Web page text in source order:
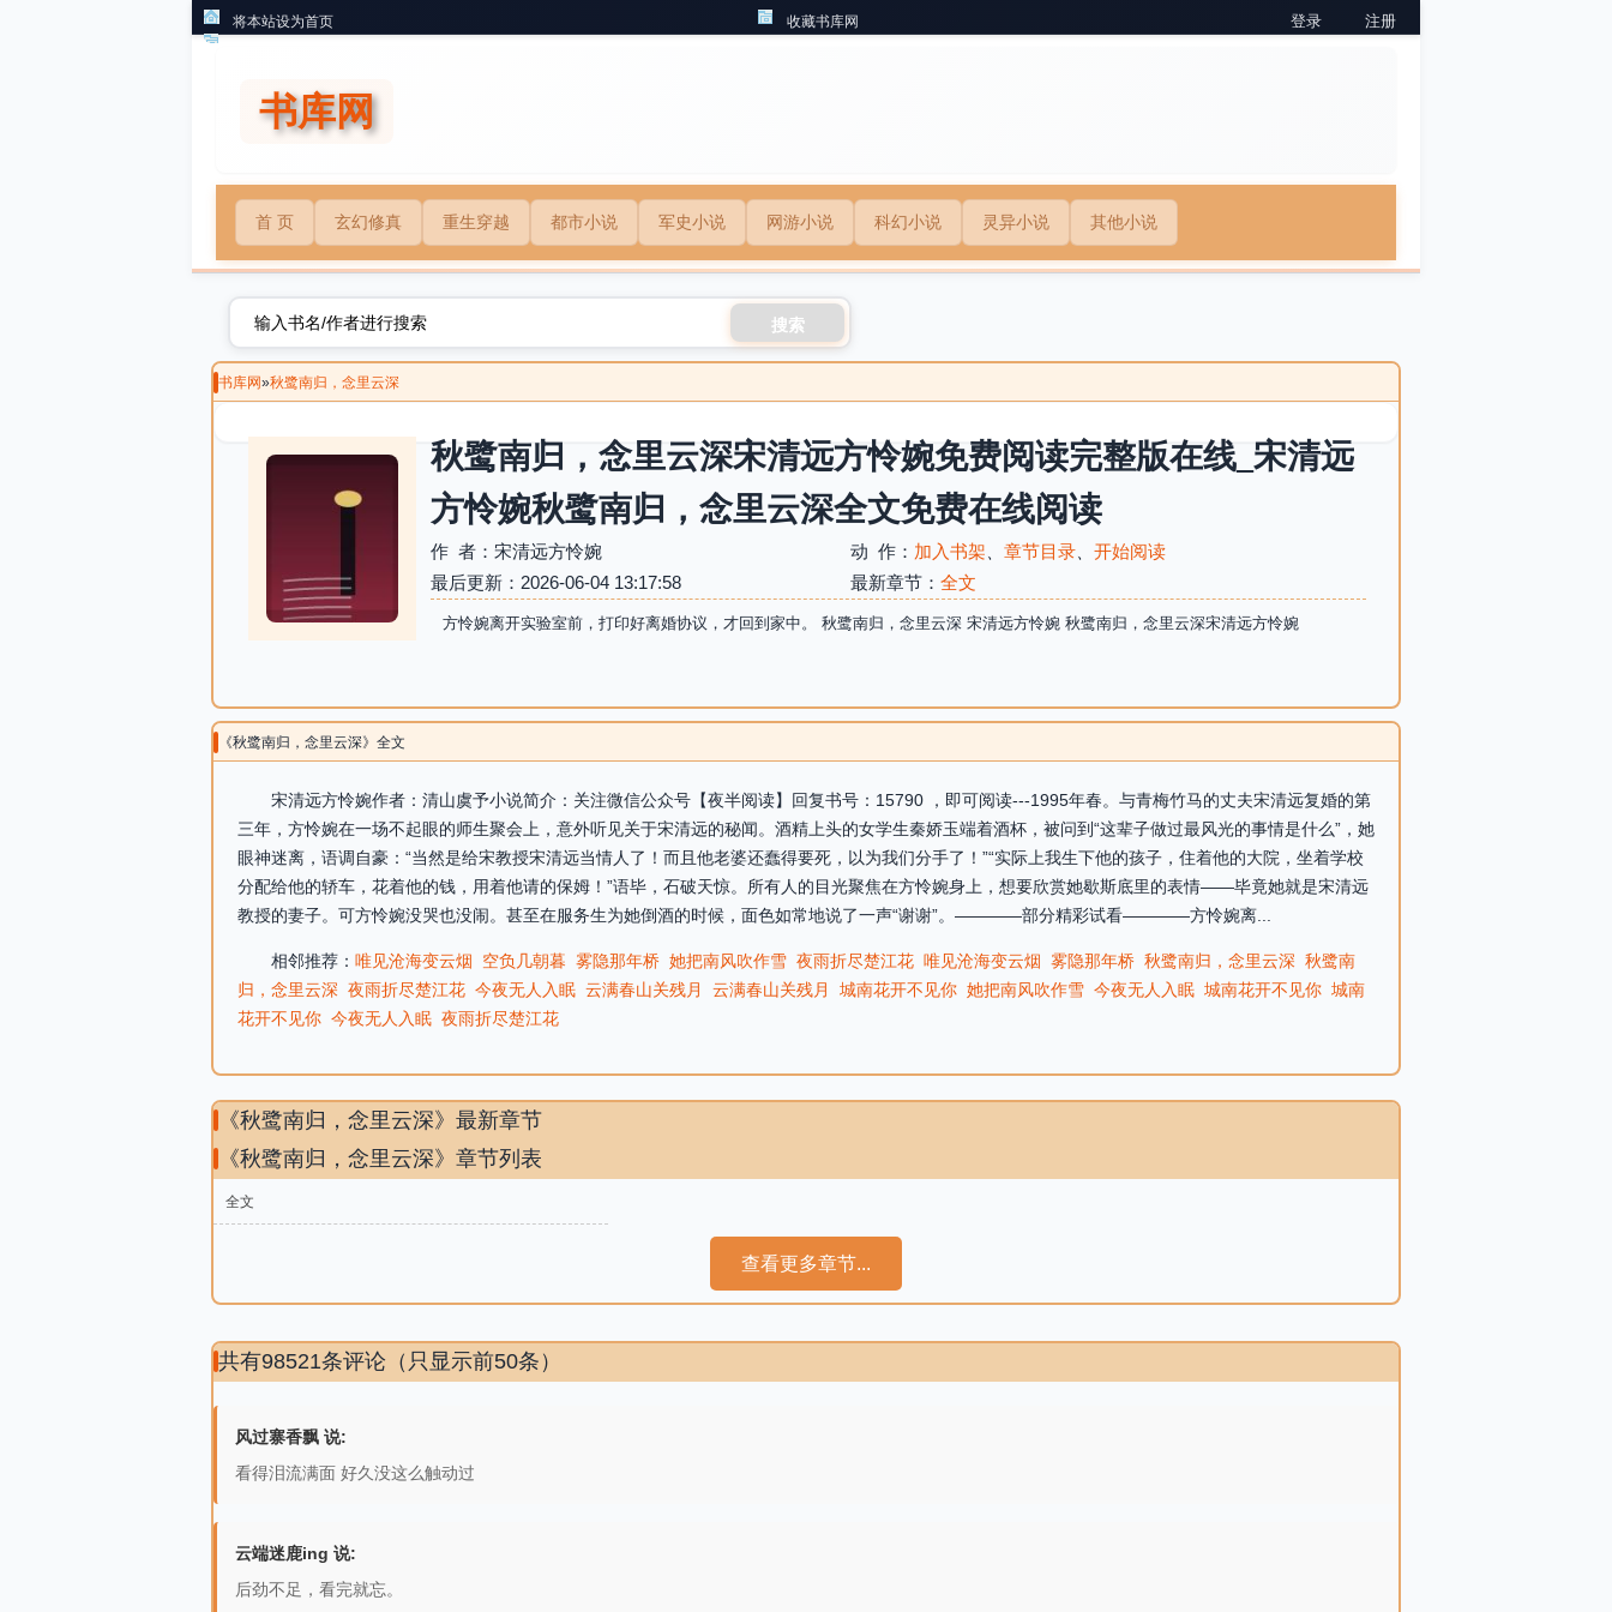
将本站设为首页 收藏书库网 登录 注册
书库网
首 页 玄幻修真 重生穿越 都市小说 军史小说 网游小说 科幻小说 灵异小说 其他小说
搜索
书库网»秋鹭南归，念里云深
秋鹭南归，念里云深宋清远方怜婉免费阅读完整版在线_宋清远
方怜婉秋鹭南归，念里云深全文免费在线阅读
作 者：宋清远方怜婉 动 作： 加入书架 章节目录
开始阅读
最后更新：2026-06-04 13:17:58
最新章节： 全文
方怜婉离开实验室前，打印好离婚协议，才回到家中。 秋鹭南归，念里云深 宋清远方怜婉 秋鹭南归，念里云深宋清远方怜婉
《秋鹭南归，念里云深》全文
宋清远方怜婉作者：清山虞予小说简介：关注微信公众号【夜半阅读】回复书号：15790 ，即可阅读---1995年春。与青梅竹马的丈夫宋清远复婚的第
三年，方怜婉在一场不起眼的师生聚会上，意外听见关于宋清远的秘闻。酒精上头的女学生秦娇玉端着酒杯，被问到“这辈子做过最风光的事情是什么”，她
眼神迷离，语调自豪：“当然是给宋教授宋清远当情人了！而且他老婆还蠢得要死，以为我们分手了！”“实际上我生下他的孩子，住着他的大院，坐着学校
分配给他的轿车，花着他的钱，用着他请的保姆！”语毕，石破天惊。所有人的目光聚焦在方怜婉身上，想要欣赏她歇斯底里的表情——毕竟她就是宋清远
教授的妻子。可方怜婉没哭也没闹。甚至在服务生为她倒酒的时候，面色如常地说了一声“谢谢”。————部分精彩试看————方怜婉离...
相邻推荐： 唯见沧海变云烟 空负几朝暮 雾隐那年桥 她把南风吹作雪 夜雨折尽楚江花 唯见沧海变云烟 雾隐那年桥 秋鹭南归，念里云深 秋鹭南
归，念里云深 夜雨折尽楚江花 今夜无人入眠 云满春山关残月 云满春山关残月 城南花开不见你 她把南风吹作雪 今夜无人入眠 城南花开不见你 城南
花开不见你 今夜无人入眠 夜雨折尽楚江花
《秋鹭南归，念里云深》最新章节
《秋鹭南归，念里云深》章节列表
全文
查看更多章节...
共有98521条评论（只显示前50条）
风过寨香飘 说:
看得泪流满面 好久没这么触动过
云端迷鹿ing 说:
后劲不足，看完就忘。